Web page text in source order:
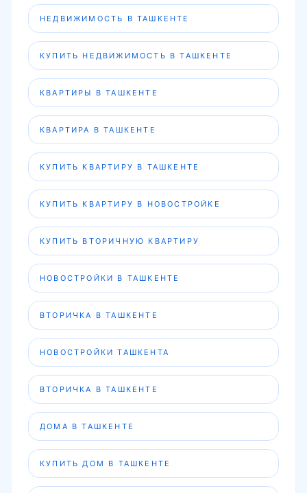
НЕДВИЖИМОСТЬ В ТАШКЕНТЕ
КУПИТЬ НЕДВИЖИМОСТЬ В ТАШКЕНТЕ
КВАРТИРЫ В ТАШКЕНТЕ
КВАРТИРА В ТАШКЕНТЕ
КУПИТЬ КВАРТИРУ В ТАШКЕНТЕ
КУПИТЬ КВАРТИРУ В НОВОСТРОЙКЕ
КУПИТЬ ВТОРИЧНУЮ КВАРТИРУ
НОВОСТРОЙКИ В ТАШКЕНТЕ
ВТОРИЧКА В ТАШКЕНТЕ
НОВОСТРОЙКИ ТАШКЕНТА
ВТОРИЧКА В ТАШКЕНТЕ
ДОМА В ТАШКЕНТЕ
КУПИТЬ ДОМ В ТАШКЕНТЕ